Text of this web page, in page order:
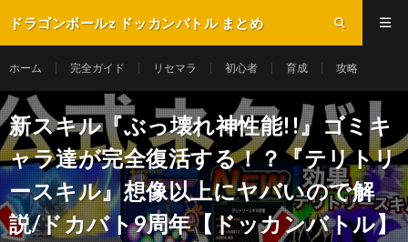
ドラゴンボールz ドッカンバトル まとめ
ホーム 完全ガイド リセマラ 初心者 育成 攻略
新スキル『ぶっ壊れ神性能!!』ゴミキ
ャラ達が完全復活する！？『テリトリ
ースキル』想像以上にヤバいので解
説/ドカバト9周年【ドッカンバトル】